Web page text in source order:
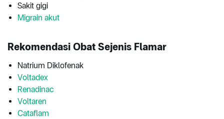
Sakit gigi
Migrain akut
Rekomendasi Obat Sejenis Flamar
Natrium Diklofenak
Voltadex
Renadinac
Voltaren
Cataflam